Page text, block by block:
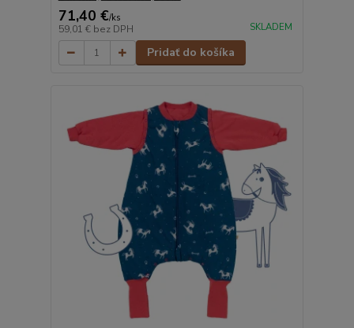
71,40 €/ks
59,01 € bez DPH SKLADEM
Pridať do košíka